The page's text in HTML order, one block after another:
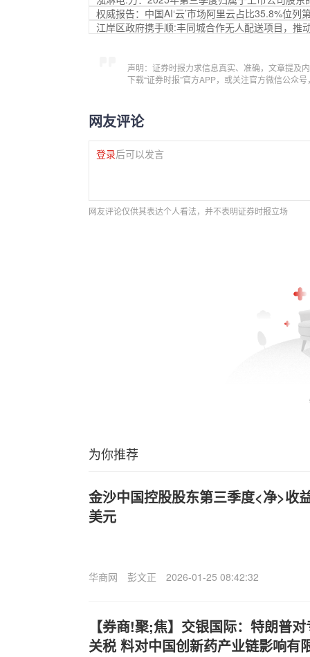
权威报告：中国AI‘云’市场阿里云占比35.8%位列
江岸区政府携手顺:丰同城合作无人配送项目，推
声明：证券时报力求信息真实、准确，文章提及
下载“证券时报”官方APP，或关注官方微信公众
网友评论
登录后可以发言
网友评论仅供其表达个人看法，并不表明证券时报立场
为你推荐
金沙中国控股股东第三季度<净>收
美元
华商网 彭文正 2026-01-25 08:42:32
【券商!聚;焦】交银国际：特朗普
关税 料对中国创新药产业链影响有